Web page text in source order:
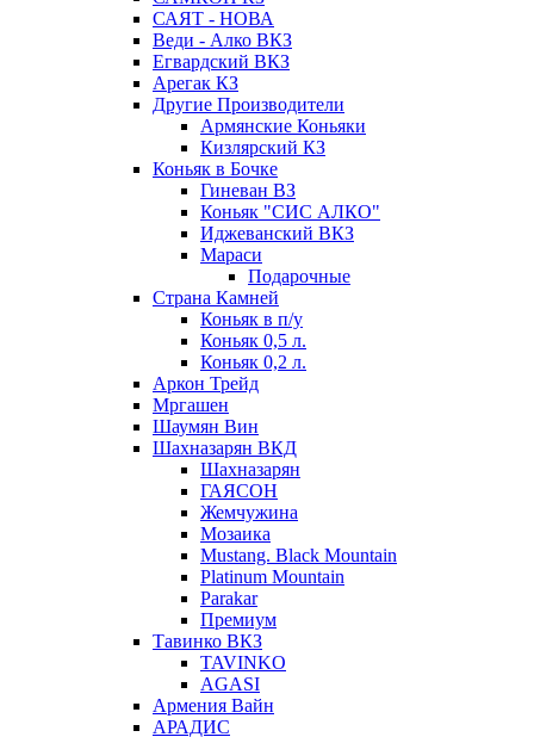
САЯТ - НОВА
Веди - Алко ВКЗ
Егвардский ВКЗ
Арегак КЗ
Другие Производители
Армянские Коньяки
Кизлярский КЗ
Коньяк в Бочке
Гиневан ВЗ
Коньяк "СИС АЛКО"
Иджеванский ВКЗ
Мараси
Подарочные
Страна Камней
Коньяк в п/у
Коньяк 0,5 л.
Коньяк 0,2 л.
Аркон Трейд
Мргашен
Шаумян Вин
Шахназарян ВКД
Шахназарян
ГАЯСОН
Жемчужина
Мозаика
Mustang. Black Mountain
Platinum Mountain
Parakar
Премиум
Тавинко ВКЗ
TAVINKO
AGASI
Армения Вайн
АРАДИС